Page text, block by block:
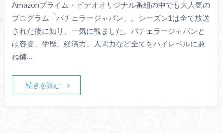
Amazonプライム・ビデオオリジナル番組の中でも大人気の
プログラム「バチェラージャパン」。シーズン1は全て放送
された後に知り、一気に観ました。バチェラージャパンと
は容姿、学歴、経済力、人間力など全てをハイレベルに兼
ね備…
続きを読む